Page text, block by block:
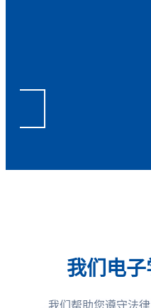
我们电